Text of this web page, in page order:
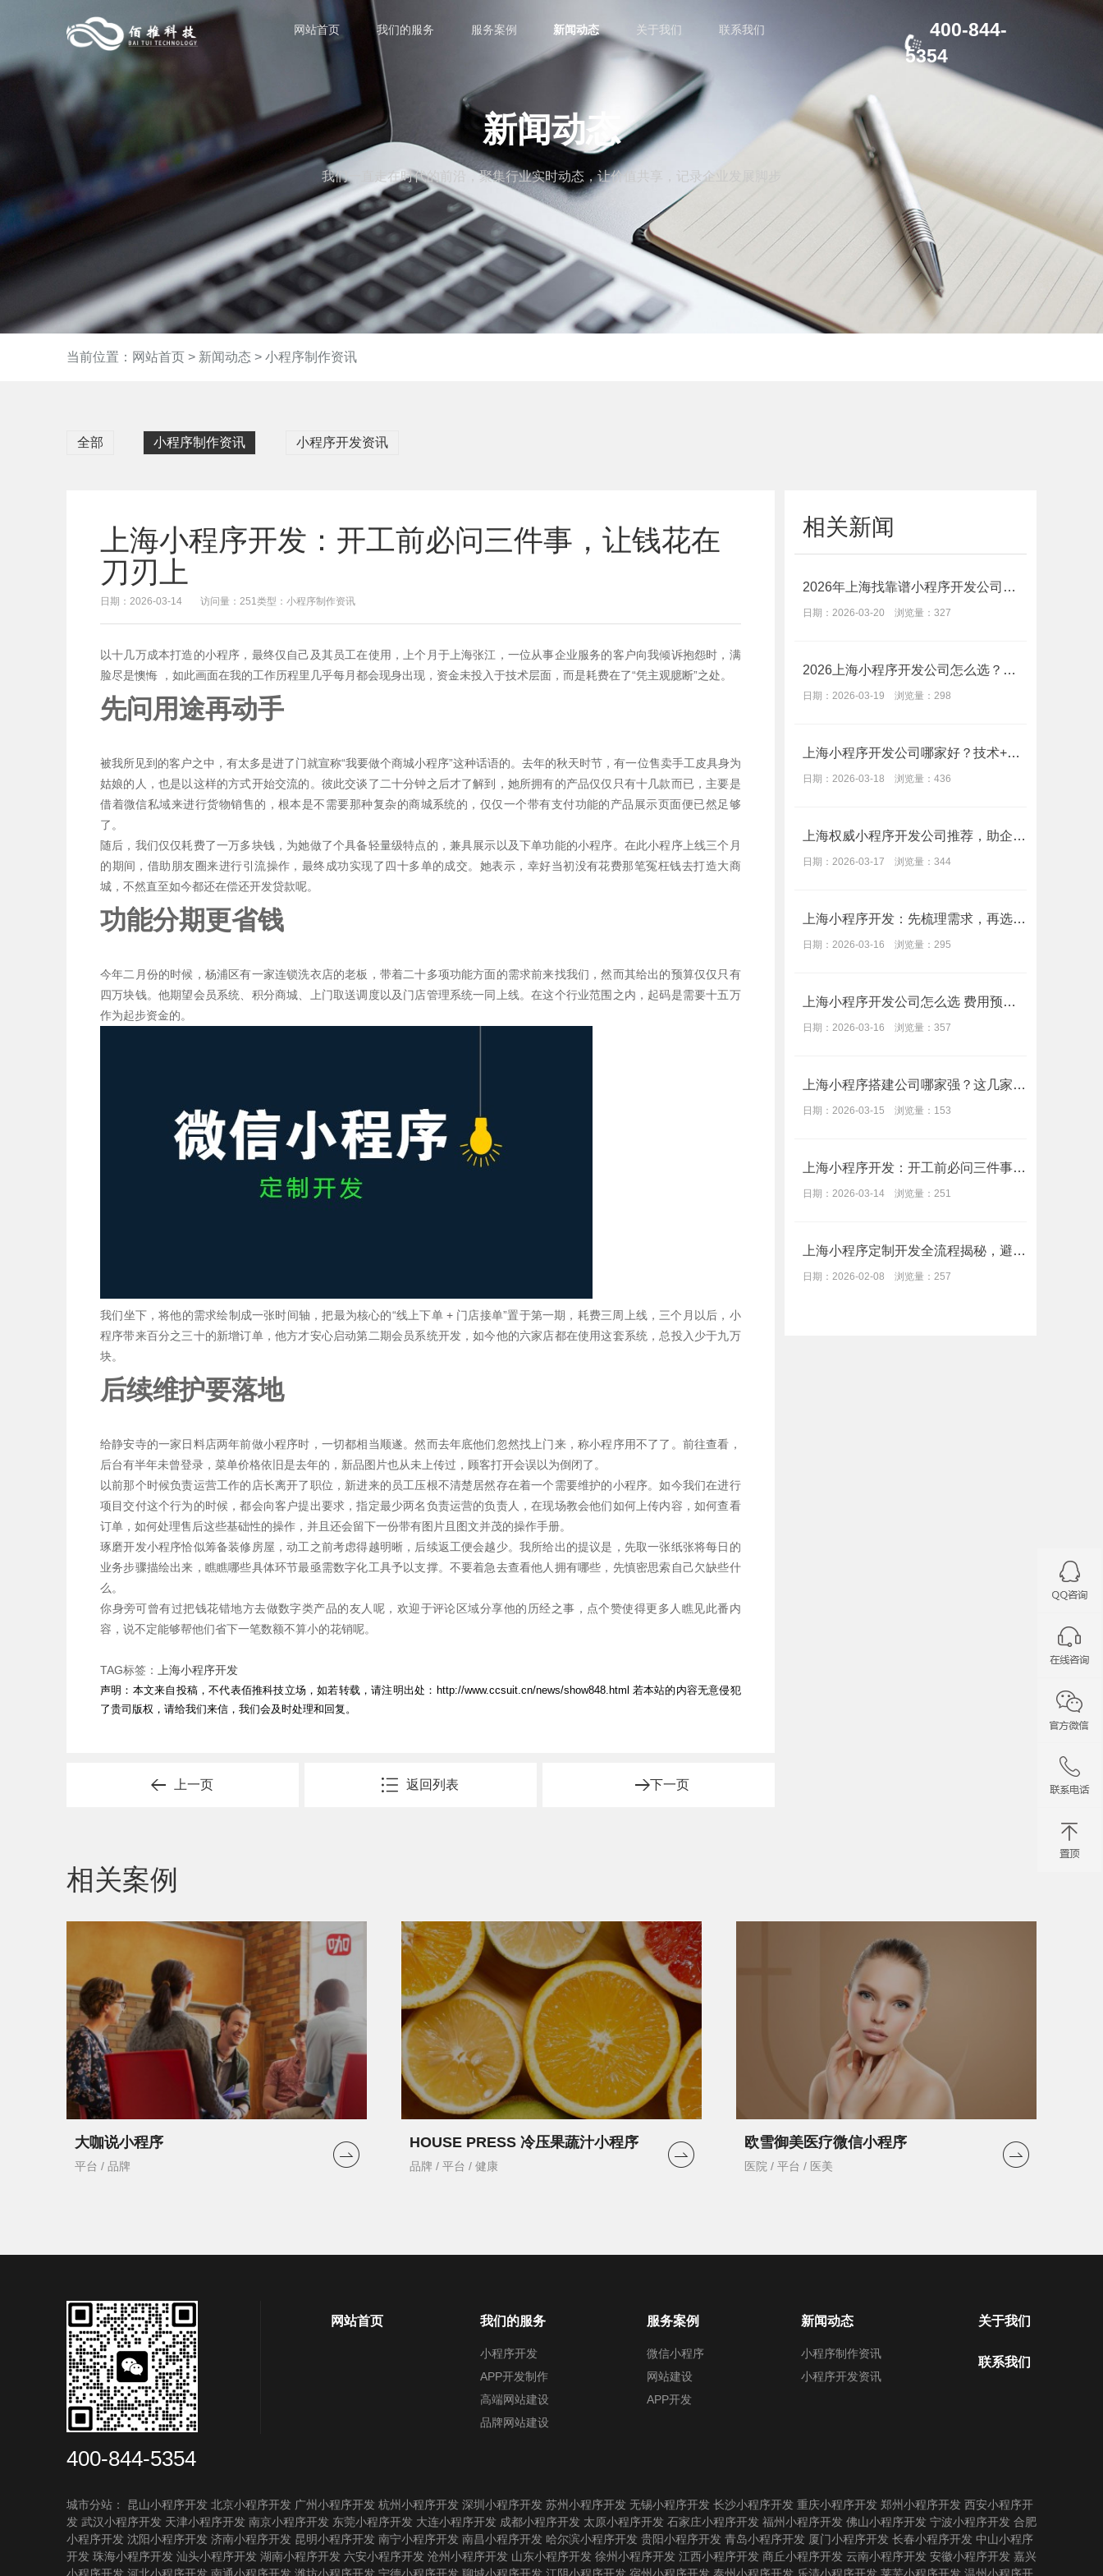
400-844-
5354
网站首页 我们的服务 服务案例 新闻动态 关于我们 联系我们
新闻动态
我们一直走在时代的前沿，聚集行业实时动态，让价值共享，记录企业发展脚步
当前位置： 网站首页> 新闻动态 > 小程序制作资讯
全部 小程序制作资讯 小程序开发资讯
上海小程序开发：开工前必问三件事，让钱花在
刀刃上
日期：2026-03-14 访问量：251类型：小程序制作资讯
以十几万成本打造的小程序，最终仅自己及其员工在使用，上个月于上海张江，一位从事企业服务的客户向我倾诉抱怨时，满
脸尽是懊悔 ，如此画面在我的工作历程里几乎每月都会现身出现，资金未投入于技术层面，而是耗费在了“凭主观臆断”之处。
先问用途再动手
被我所见到的客户之中，有太多是进了门就宣称“我要做个商城小程序”这种话语的。去年的秋天时节，有一位售卖手工皮具身为
姑娘的人，也是以这样的方式开始交流的。彼此交谈了二十分钟之后才了解到，她所拥有的产品仅仅只有十几款而已，主要是
借着微信私域来进行货物销售的，根本是不需要那种复杂的商城系统的，仅仅一个带有支付功能的产品展示页面便已然足够
了。
随后，我们仅仅耗费了一万多块钱，为她做了个具备轻量级特点的，兼具展示以及下单功能的小程序。在此小程序上线三个月
的期间，借助朋友圈来进行引流操作，最终成功实现了四十多单的成交。她表示，幸好当初没有花费那笔冤枉钱去打造大商
城，不然直至如今都还在偿还开发贷款呢。
功能分期更省钱
今年二月份的时候，杨浦区有一家连锁洗衣店的老板，带着二十多项功能方面的需求前来找我们，然而其给出的预算仅仅只有
四万块钱。他期望会员系统、积分商城、上门取送调度以及门店管理系统一同上线。在这个行业范围之内，起码是需要十五万
作为起步资金的。
我们坐下，将他的需求绘制成一张时间轴，把最为核心的“线上下单 + 门店接单”置于第一期，耗费三周上线，三个月以后，小
程序带来百分之三十的新增订单，他方才安心启动第二期会员系统开发，如今他的六家店都在使用这套系统，总投入少于九万
块。
后续维护要落地
给静安寺的一家日料店两年前做小程序时，一切都相当顺遂。然而去年底他们忽然找上门来，称小程序用不了了。前往查看，
后台有半年未曾登录，菜单价格依旧是去年的，新品图片也从未上传过，顾客打开会误以为倒闭了。
以前那个时候负责运营工作的店长离开了职位，新进来的员工压根不清楚居然存在着一个需要维护的小程序。如今我们在进行
项目交付这个行为的时候，都会向客户提出要求，指定最少两名负责运营的负责人，在现场教会他们如何上传内容，如何查看
订单，如何处理售后这些基础性的操作，并且还会留下一份带有图片且图文并茂的操作手册。
琢磨开发小程序恰似筹备装修房屋，动工之前考虑得越明晰，后续返工便会越少。我所给出的提议是，先取一张纸张将每日的
业务步骤描绘出来，瞧瞧哪些具体环节最亟需数字化工具予以支撑。不要着急去查看他人拥有哪些，先慎密思索自己欠缺些什
么。
你身旁可曾有过把钱花错地方去做数字类产品的友人呢，欢迎于评论区域分享他的历经之事，点个赞使得更多人瞧见此番内
容，说不定能够帮他们省下一笔数额不算小的花销呢。
TAG标签：上海小程序开发
声明：本文来自投稿，不代表佰推科技立场，如若转载，请注明出处： http://www.ccsuit.cn/news/show848.html 若本站的内容无意侵犯
了贵司版权，请给我们来信，我们会及时处理和回复。
上一页 下一页
返回列表
相关新闻
2026年上海找靠谱小程序开发公司及开发费用相关问题解答
日期：2026-03-20 浏览量：327
2026上海小程序开发公司怎么选？避坑指南+靠谱报价参考
日期：2026-03-19 浏览量：298
上海小程序开发公司哪家好？技术+价格+口碑对比指南
日期：2026-03-18 浏览量：436
上海权威小程序开发公司推荐，助企业避开开发痛点
日期：2026-03-17 浏览量：344
上海小程序开发：先梳理需求，再选靠谱团队的筛选标准
日期：2026-03-16 浏览量：295
上海小程序开发公司怎么选 费用预算与避坑指南
日期：2026-03-16 浏览量：357
上海小程序搭建公司哪家强？这几家技术超成熟，少走冤枉路
日期：2026-03-15 浏览量：153
上海小程序开发：开工前必问三件事，让钱花在刀刃上
日期：2026-03-14 浏览量：251
上海小程序定制开发全流程揭秘，避开这些坑，少走弯路
日期：2026-02-08 浏览量：257
相关案例
大咖说小程序
平台 / 品牌
HOUSE PRESS 冷压果蔬汁小程序
品牌 / 平台 / 健康
欧雪御美医疗微信小程序
医院 / 平台 / 医美
400-844-5354
网站首页 我们的服务
小程序开发
APP开发制作
高端网站建设
品牌网站建设
服务案例
微信小程序
网站建设
APP开发
新闻动态
小程序制作资讯
小程序开发资讯
关于我们
联系我们
城市分站： 昆山小程序开发 北京小程序开发 广州小程序开发 杭州小程序开发 深圳小程序开发 苏州小程序开发 无锡小程序开发 长沙小程序开发 重庆小程序开发 郑州小程序开发 西安小程序开
发 武汉小程序开发 天津小程序开发 南京小程序开发 东莞小程序开发 大连小程序开发 成都小程序开发 太原小程序开发 石家庄小程序开发 福州小程序开发 佛山小程序开发 宁波小程序开发 合肥
小程序开发 沈阳小程序开发 济南小程序开发 昆明小程序开发 南宁小程序开发 南昌小程序开发 哈尔滨小程序开发 贵阳小程序开发 青岛小程序开发 厦门小程序开发 长春小程序开发 中山小程序
开发 珠海小程序开发 汕头小程序开发 湖南小程序开发 六安小程序开发 沧州小程序开发 山东小程序开发 徐州小程序开发 江西小程序开发 商丘小程序开发 云南小程序开发 安徽小程序开发 嘉兴